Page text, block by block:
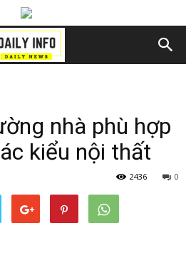
nhà phù hợp
kiểu nội thất
0
2436